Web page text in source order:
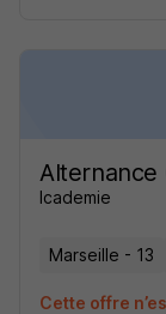
Alternance
Icademie
Marseille - 13
Cette offre